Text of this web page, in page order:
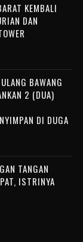
KEMBALI
DAN
BAWANG
2 (DUA)
DI DUGA
TANGAN
ISTRINYA